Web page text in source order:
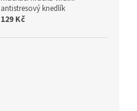
antistresový knedlík
129 Kč